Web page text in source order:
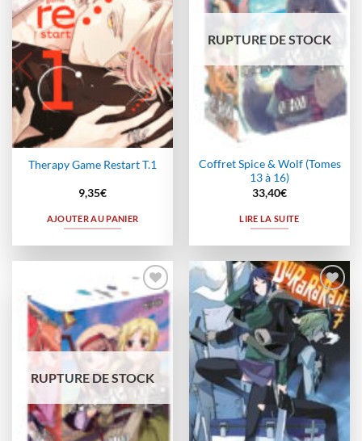
Therapy Game Restart T.1
9,35€
AJOUTER AU PANIER
RUPTURE DE STOCK
Coffret Spice & Wolf (Tomes
13 à 16)
33,40€
LIRE LA SUITE
Ajouter
à la
wishlist
RUPTURE DE STOCK
Ajouter
à la
wishlist